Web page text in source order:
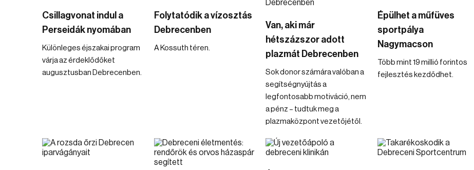
Csillagvonat indul a
Perseidák nyomában
Különleges éjszakai program
várja az érdeklődőket
augusztusban Debrecenben.
Folytatódik a vízosztás
Debrecenben
A Kossuth téren.
Van, aki már
hétszázszor adott
plazmát Debrecenben
Sok donor számára valóban a
segítségnyújtás a
legfontosabb motiváció, nem
a pénz – tudtuk meg a
plazmaközpont vezetőjétől.
Épülhet a műfüves
sportpálya
Nagymacson
Több mint 19 millió forintos
fejlesztés kezdődhet.